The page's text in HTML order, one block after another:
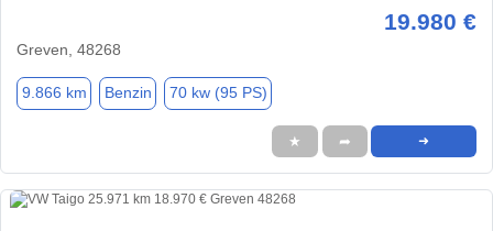
19.980 €
Greven, 48268
9.866 km Benzin 70 kw (95 PS)
★ ➦ ➜